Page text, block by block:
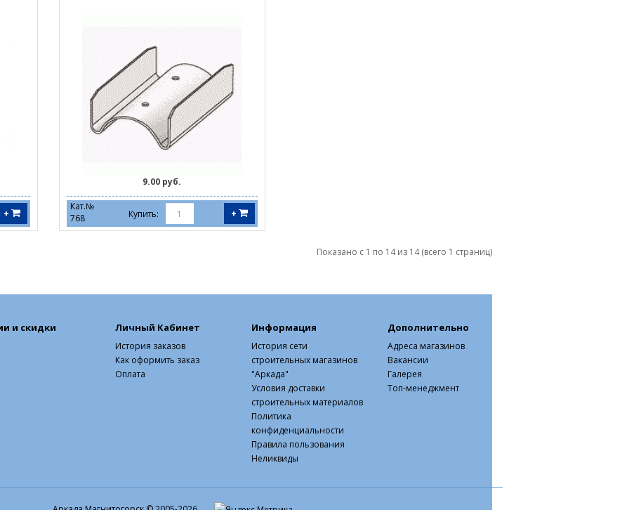
+
9.00 руб.
Кат.№
768
Купить: +
Показано с 1 по 14 из 14 (всего 1 страниц)
и скидки Личный Кабинет
История заказов
Как оформить заказ
Оплата
Информация
История сети
строительных магазинов
"Аркада"
Условия доставки
строительных материалов
Политика
конфиденциальности
Правила пользования
Неликвиды
Дополнительно
Адреса магазинов
Вакансии
Галерея
Топ-менеджмент